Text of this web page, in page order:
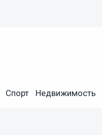
Спорт Недвижимость